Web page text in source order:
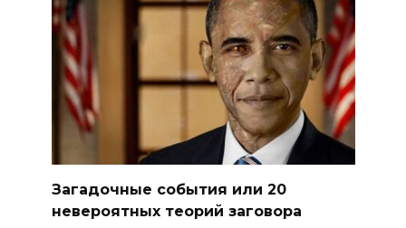
Загадочные события или 20
невероятных теорий заговора